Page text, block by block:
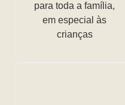
para toda a família,
em especial às
crianças